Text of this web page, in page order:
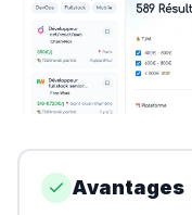
Proposer un outil
Donner mon avis
Sponsoriser
Avantages